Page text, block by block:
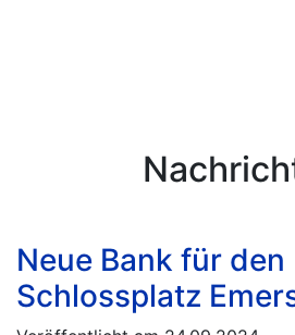
Neue Bank für den
Schlossplatz